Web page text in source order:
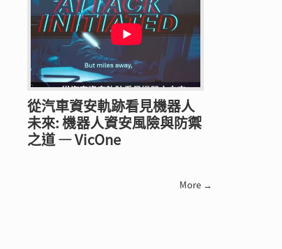
從汽車資安軌跡看見機器人
未來: 機器人資安風險與防禦
之道 — VicOne
More →